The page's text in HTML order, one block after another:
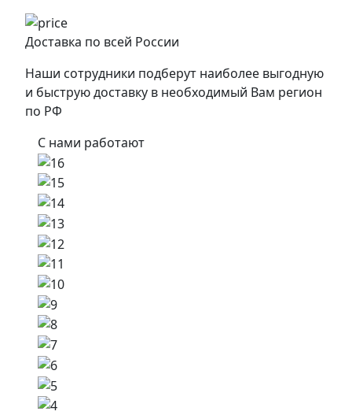
Доставка по всей России
Наши сотрудники подберут наиболее выгодную
и быструю доставку в необходимый Вам регион
по РФ
С нами работают